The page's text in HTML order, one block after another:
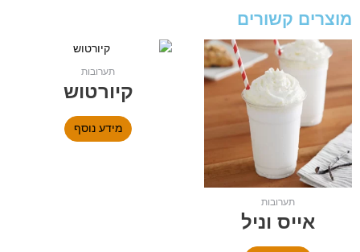
מוצרים קשורים
תערובות
אייס וניל
תערובות
קיורטוש
מידע נוסף